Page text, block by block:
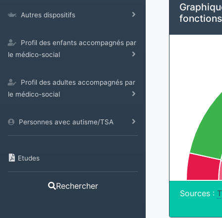
Autres dispositifs
Profil des enfants accompagnés par
le médico-social
Profil des adultes accompagnés par
le médico-social
Personnes avec autisme/TSA
Etudes
Rechercher
Sources :